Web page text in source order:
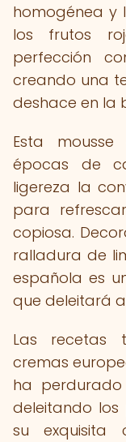
homogénea y
los frutos
perfección
creando una
deshace en la
Esta
épocas de
ligereza la
para
copiosa.
ralladura de
española es
que deleitará
Las recetas
cremas
ha
deleitando los
su exquisita